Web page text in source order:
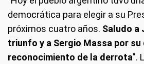
democrática para elegir a su
próximos cuatro años. Saludo a
triunfo y a Sergio Massa por su
reconocimiento de la derrota".